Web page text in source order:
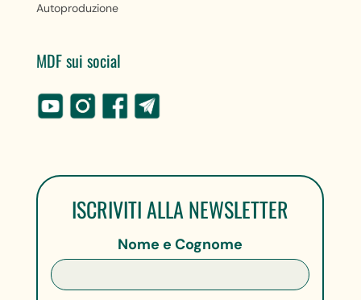
Autoproduzione
MDF sui social
ISCRIVITI ALLA NEWSLETTER
Nome e Cognome